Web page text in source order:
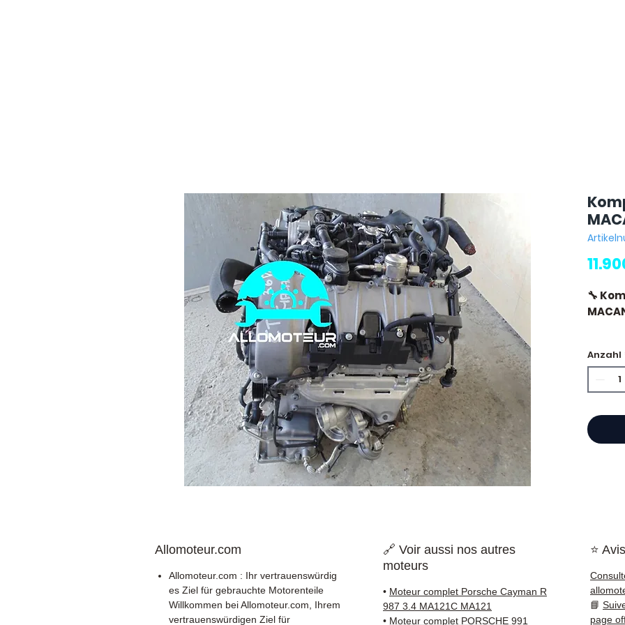
🔧
⭐
✅
und
Anzahl
Allomoteur.com
Allomoteur.com : Ihr vertrauenswürdig
es Ziel für gebrauchte Motorenteile
Willkommen bei Allomoteur.com, Ihrem
vertrauenswürdigen Ziel für
🔗 Voir aussi nos autres
moteurs
• Moteur complet Porsche Cayman R
987 3.4 MA121C MA121
• Moteur complet PORSCHE 991
⭐
📘
page